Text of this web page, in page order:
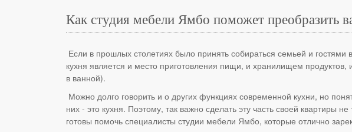
Как студия мебели Ямбо поможет преобразить
Если в прошлых столетиях было принять собираться семьей и гостями
кухня является и место приготовления пищи, и хранилищем
в ванной).
Можно долго говорить и о других функциях современной кухни, но
них - это кухня. Поэтому, так важно сделать эту часть своей квартиры
готовы помочь специалисты студии мебели Ямбо, которые отлично